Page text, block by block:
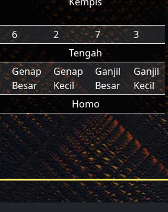
6 2 7
3
Tengah
Genap
Besar
Genap
Kecil
Ganjil
Besar
Ganjil
Kecil
Homo